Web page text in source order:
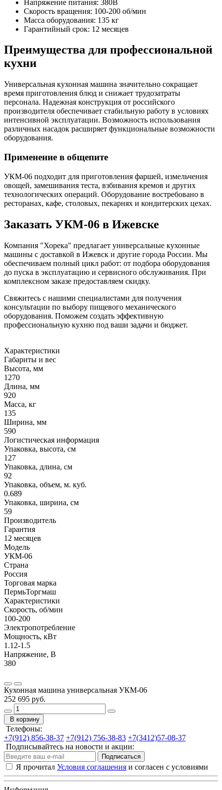
Напряжение питания: 380В
Скорость вращения: 100-200 об/мин
Масса оборудования: 135 кг
Гарантийный срок: 12 месяцев
Преимущества для профессиональной
кухни
Универсальная кухонная машина значительно сокращает
время приготовления блюд и снижает трудозатраты
персонала. Надежная конструкция от российского
производителя обеспечивает стабильную работу в условиях
интенсивной эксплуатации. Возможность использования
различных насадок расширяет функциональные возможности
оборудования.
Применение в общепите
УКМ-06 подходит для приготовления фаршей, измельчения
овощей, замешивания теста, взбивания кремов и других
технологических операций. Оборудование востребовано в
ресторанах, кафе, столовых, пекарнях и кондитерских цехах.
Заказать УКМ-06 в Ижевске
Компания "Хорека" предлагает универсальные кухонные
машины с доставкой в Ижевск и другие города России. Мы
обеспечиваем полный цикл работ: от подбора оборудования
до пуска в эксплуатацию и сервисного обслуживания. При
комплексном заказе предоставляем скидку.
Свяжитесь с нашими специалистами для получения
консультации по выбору пищевого механического
оборудования. Поможем создать эффективную
профессиональную кухню под ваши задачи и бюджет.
Характеристики
Габариты и вес
Высота, мм
1270
Длина, мм
920
Масса, кг
135
Ширина, мм
590
Логистическая информация
Упаковка, высота, см
127
Упаковка, длина, см
92
Упаковка, объем, м. куб.
0.689
Упаковка, ширина, см
59
Производитель
Гарантия
12 месяцев
Модель
УКМ-06
Страна
Россия
Торговая марка
ПермьТоргмаш
Характеристики
Скорость, об/мин
100-200
Электропотребление
Мощность, кВт
1.12-1.5
Напряжение, В
380
Кухонная машина универсальная УКМ-06
252 695 руб.
В корзину
Телефоны:
+7(912) 856-38-37 +7(912) 756-38-83 +7(3412)57-08-37
Подписывайтесь на новости и акции:
Подписаться
Я прочитал Условия соглашения и согласен с условиями